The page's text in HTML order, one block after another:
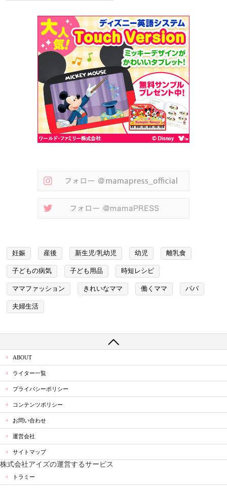
妊娠 産後 新生児/乳幼児 幼児 離乳食
子どもの病気 子ども用品 時短レシピ
ママファッション きれいなママ 働くママ パパ
夫婦生活
ABOUT
ライター一覧
プライバシーポリシー
コンテンツポリシー
お問い合わせ
運営会社
サイトマップ
株式会社アイズの運営するサービス
トラミー